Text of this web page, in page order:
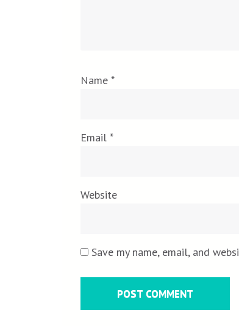
Name *
Email *
Website
Save my name, email, and